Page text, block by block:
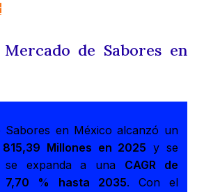
de Sabores en
Sabores en México alcanzó un
815,39 Millones en 2025 y se
se expanda a una CAGR de
7,70 % hasta 2035. Con el